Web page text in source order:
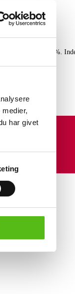
har givet
(OC). Alk. 13 %.